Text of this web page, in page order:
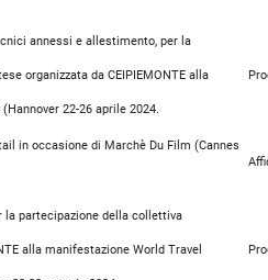
annessi e allestimento, per la
organizzata da CEIPIEMONTE alla
22-26 aprile 2024.
in occasione di Marchè Du Film (Cannes
la partecipazione della collettiva
alla manifestazione World Travel